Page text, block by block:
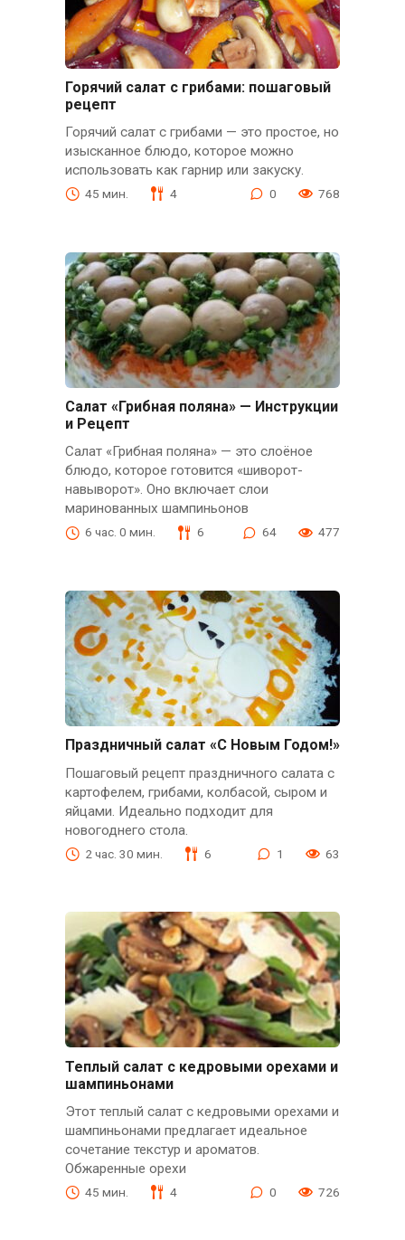
Горячий салат с грибами: пошаговый
рецепт
Горячий салат с грибами — это простое, но
изысканное блюдо, которое можно
использовать как гарнир или закуску.
45 мин. 4 0 768
Салат «Грибная поляна» — Инструкции
и Рецепт
Салат «Грибная поляна» — это слоёное
блюдо, которое готовится «шиворот-
навыворот». Оно включает слои
маринованных шампиньонов
6 час. 0 мин. 6 64 477
Праздничный салат «С Новым Годом!»
Пошаговый рецепт праздничного салата с
картофелем, грибами, колбасой, сыром и
яйцами. Идеально подходит для
новогоднего стола.
2 час. 30 мин. 6 1 63
Теплый салат с кедровыми орехами и
шампиньонами
Этот теплый салат с кедровыми орехами и
шампиньонами предлагает идеальное
сочетание текстур и ароматов.
Обжаренные орехи
45 мин. 4 0 726